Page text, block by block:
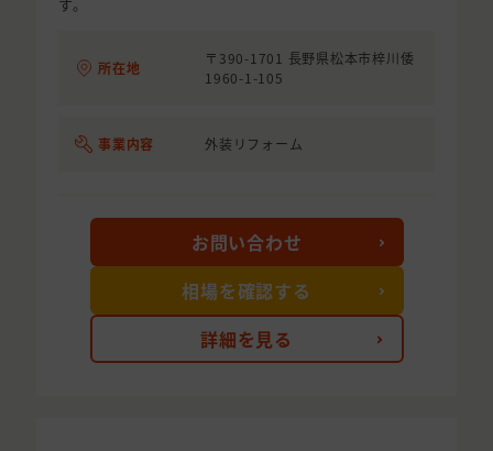
す。
所在地
〒390-1701 長野県松本市梓川倭
1960-1-105
事業内容 外装リフォーム
詳細を見る
お問い合わせ
相場を確認する